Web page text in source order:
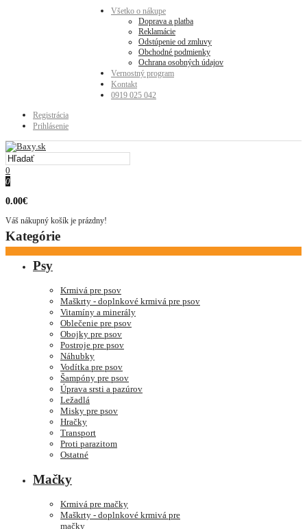
Všetko o nákupe
Doprava a platba
Reklamácie
Odstúpenie od zmluvy
Obchodné podmienky
Ochrana osobných údajov
Vernostný program
Kontakt
0919 025 042
Registrácia
Prihlásenie
0
0
0.00€
Váš nákupný košík je prázdny!
Kategórie
Psy
Krmivá pre psov
Maškrty - doplnkové krmivá pre psov
Vitamíny a minerály
Oblečenie pre psov
Obojky pre psov
Postroje pre psov
Náhubky
Vodítka pre psov
Šampóny pre psov
Úprava srsti a pazúrov
Ležadlá
Misky pre psov
Hračky
Transport
Proti parazitom
Ostatné
Mačky
Krmivá pre mačky
Maškrty - doplnkové krmivá pre
mačky